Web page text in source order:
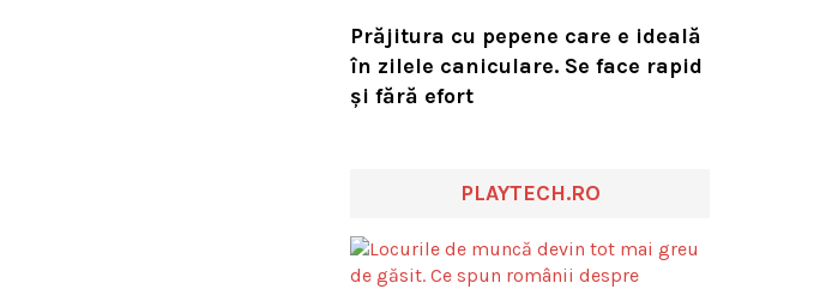
Prăjitura cu pepene care e ideală
în zilele caniculare. Se face rapid
și fără efort
PLAYTECH.RO